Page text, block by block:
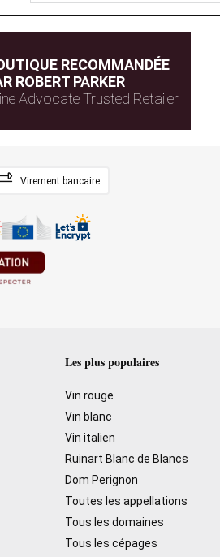
RECOMMANDÉE
ROBERT PARKER
Advocate Trusted Retailer
Virement bancaire
Les plus populaires
Vin rouge
Vin blanc
Vin italien
Ruinart Blanc de Blancs
Dom Perignon
Toutes les appellations
Tous les domaines
Tous les cépages